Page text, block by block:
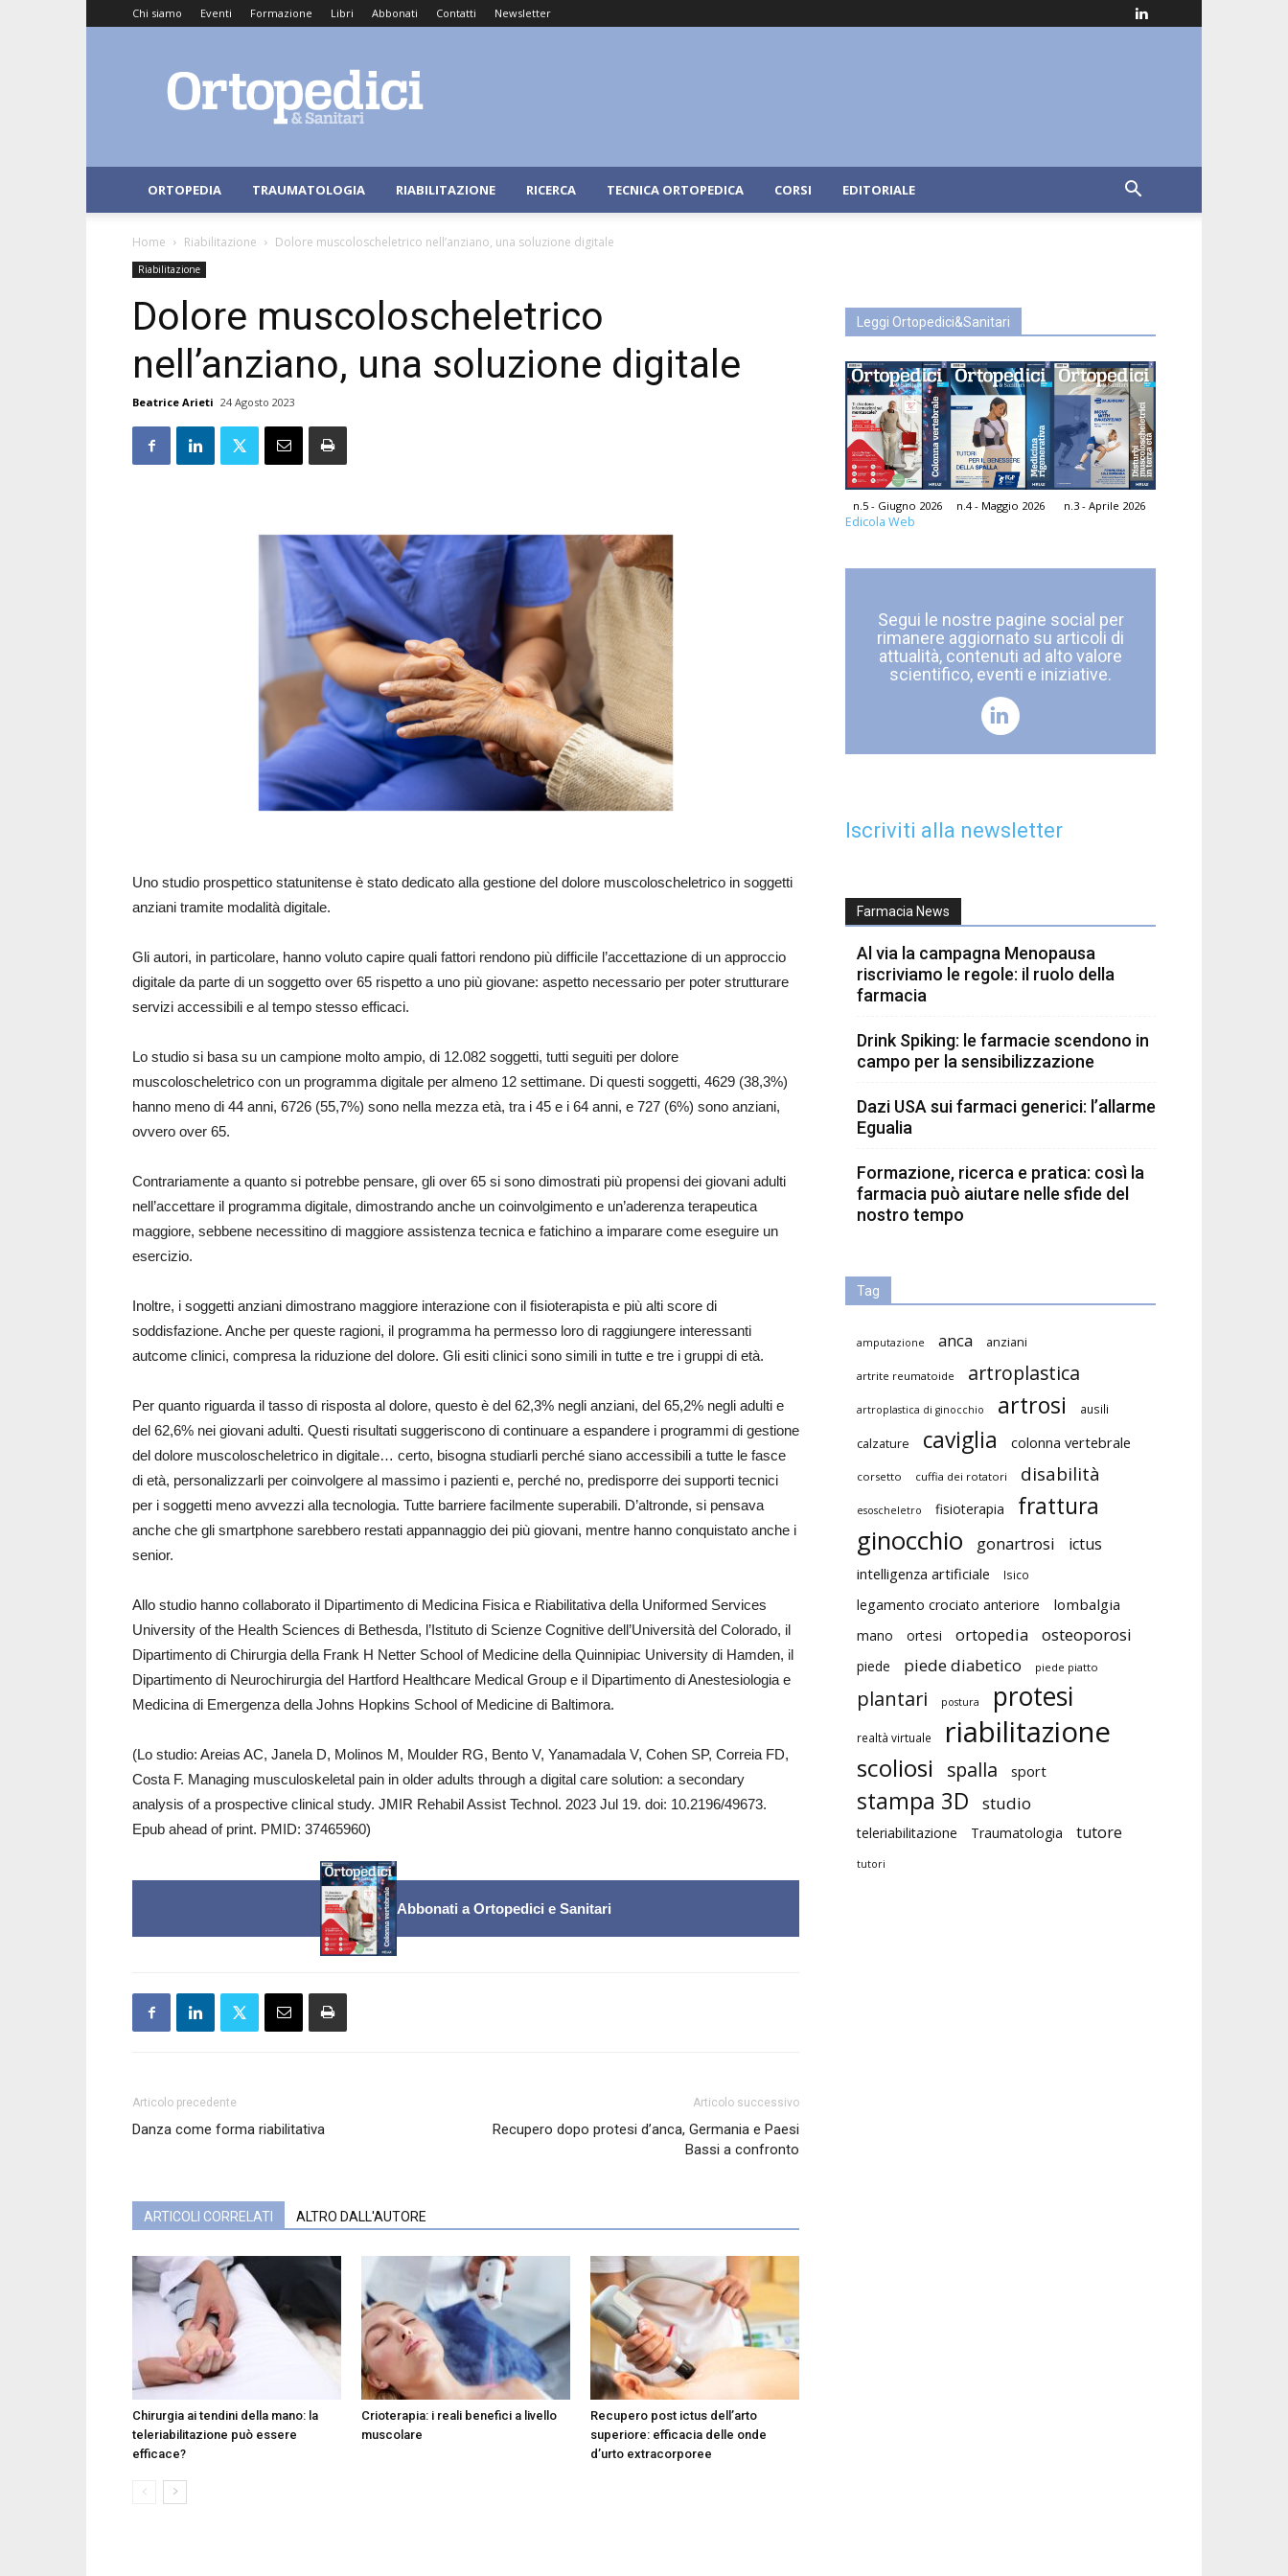
Chi siamo Eventi Formazione Libri Abbonati Contatti Newsletter
e
Sanitari
ORTOPEDIA TRAUMATOLOGIA RIABILITAZIONE RICERCA TECNICA ORTOPEDICA CORSI EDITORIALE
Home Riabilitazione Dolore muscoloscheletrico nell’anziano, una soluzione digitale
Riabilitazione
Dolore muscoloscheletrico
nell’anziano, una soluzione digitale
Beatrice Arieti 24 Agosto 2023
Uno studio prospettico statunitense è stato dedicato alla gestione del dolore muscoloscheletrico in soggetti
anziani tramite modalità digitale.
Gli autori, in particolare, hanno voluto capire quali fattori rendono più difficile l’accettazione di un approccio
digitale da parte di un soggetto over 65 rispetto a uno più giovane: aspetto necessario per poter strutturare
servizi accessibili e al tempo stesso efficaci.
Lo studio si basa su un campione molto ampio, di 12.082 soggetti, tutti seguiti per dolore
muscoloscheletrico con un programma digitale per almeno 12 settimane. Di questi soggetti, 4629 (38,3%)
hanno meno di 44 anni, 6726 (55,7%) sono nella mezza età, tra i 45 e i 64 anni, e 727 (6%) sono anziani,
ovvero over 65.
Contrariamente a quanto si potrebbe pensare, gli over 65 si sono dimostrati più propensi dei giovani adulti
nell’accettare il programma digitale, dimostrando anche un coinvolgimento e un’aderenza terapeutica
maggiore, sebbene necessitino di maggiore assistenza tecnica e fatichino a imparare come eseguire un
esercizio.
Inoltre, i soggetti anziani dimostrano maggiore interazione con il fisioterapista e più alti score di
soddisfazione. Anche per queste ragioni, il programma ha permesso loro di raggiungere interessanti
autcome clinici, compresa la riduzione del dolore. Gli esiti clinici sono simili in tutte e tre i gruppi di età.
Per quanto riguarda il tasso di risposta al dolore, questo è del 62,3% negli anziani, del 65,2% negli adulti e
del 62,6% nei giovani adulti. Questi risultati suggeriscono di continuare a espandere i programmi di gestione
del dolore muscoloscheletrico in digitale… certo, bisogna studiarli perché siano accessibili a tutte le fasce
di età, personalizzarli per coinvolgere al massimo i pazienti e, perché no, predisporre dei supporti tecnici
per i soggetti meno avvezzi alla tecnologia. Tutte barriere facilmente superabili. D’altronde, si pensava
anche che gli smartphone sarebbero restati appannaggio dei più giovani, mentre hanno conquistato anche i
senior.
Allo studio hanno collaborato il Dipartimento di Medicina Fisica e Riabilitativa della Uniformed Services
University of the Health Sciences di Bethesda, l’Istituto di Scienze Cognitive dell’Università del Colorado, il
Dipartimento di Chirurgia della Frank H Netter School of Medicine della Quinnipiac University di Hamden, il
Dipartimento di Neurochirurgia del Hartford Healthcare Medical Group e il Dipartimento di Anestesiologia e
Medicina di Emergenza della Johns Hopkins School of Medicine di Baltimora.
(Lo studio: Areias AC, Janela D, Molinos M, Moulder RG, Bento V, Yanamadala V, Cohen SP, Correia FD,
Costa F. Managing musculoskeletal pain in older adults through a digital care solution: a secondary
analysis of a prospective clinical study. JMIR Rehabil Assist Technol. 2023 Jul 19. doi: 10.2196/49673.
Epub ahead of print. PMID: 37465960)
Abbonati a Ortopedici e Sanitari
Articolo precedente
Danza come forma riabilitativa
Articolo successivo
Recupero dopo protesi d’anca, Germania e Paesi
Bassi a confronto
ARTICOLI CORRELATI ALTRO DALL'AUTORE
Chirurgia ai tendini della mano: la
teleriabilitazione può essere
efficace?
Crioterapia: i reali benefici a livello
muscolare
Recupero post ictus dell’arto
superiore: efficacia delle onde
d’urto extracorporee
Leggi Ortopedici&Sanitari
n.5 - Giugno 2026 n.4 - Maggio 2026 n.3 - Aprile 2026
Edicola Web
Segui le nostre pagine social per
rimanere aggiornato su articoli di
attualità, contenuti ad alto valore
scientifico, eventi e iniziative.
Iscriviti alla newsletter
Farmacia News
Al via la campagna Menopausa
riscriviamo le regole: il ruolo della
farmacia
Drink Spiking: le farmacie scendono in
campo per la sensibilizzazione
Dazi USA sui farmaci generici: l’allarme
Egualia
Formazione, ricerca e pratica: così la
farmacia può aiutare nelle sfide del
nostro tempo
Tag
amputazione anca anziani
artrite reumatoide artroplastica
artroplastica di ginocchio artrosi ausili
calzature caviglia colonna vertebrale
corsetto cuffia dei rotatori disabilità
esoscheletro fisioterapia frattura
ginocchio gonartrosi ictus
intelligenza artificiale Isico
legamento crociato anteriore lombalgia
mano ortesi ortopedia osteoporosi
piede piede diabetico piede piatto
plantari postura protesi
realtà virtuale riabilitazione
scoliosi spalla sport
stampa 3D studio
teleriabilitazione Traumatologia tutore
tutori